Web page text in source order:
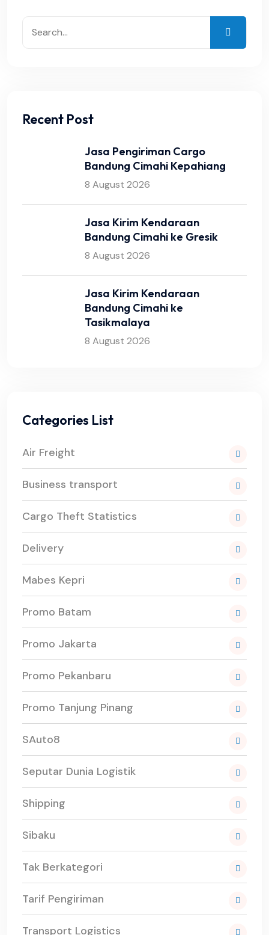
Recent Post
Jasa Pengiriman Cargo
Bandung Cimahi Kepahiang
8 August 2026
Jasa Kirim Kendaraan
Bandung Cimahi ke Gresik
8 August 2026
Jasa Kirim Kendaraan
Bandung Cimahi ke
Tasikmalaya
8 August 2026
Categories List
Air Freight
Business transport
Cargo Theft Statistics
Delivery
Mabes Kepri
Promo Batam
Promo Jakarta
Promo Pekanbaru
Promo Tanjung Pinang
SAuto8
Seputar Dunia Logistik
Shipping
Sibaku
Tak Berkategori
Tarif Pengiriman
Transport Logistics